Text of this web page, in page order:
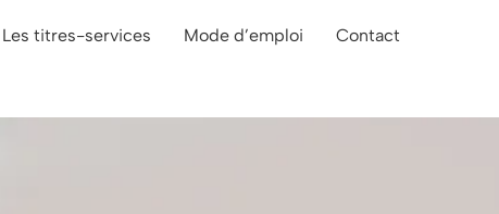
Les titres-services Mode d’emploi Contact